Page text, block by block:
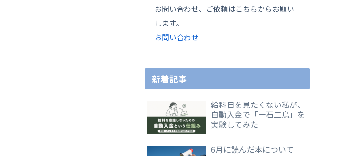
お問い合わせ、ご依頼はこちらからお願い
します。
お問い合わせ
新着記事
給料日を見たくない私が、
自動入金で「一石二鳥」を
実験してみた
6月に読んだ本について